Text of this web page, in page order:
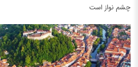
چشم نواز است